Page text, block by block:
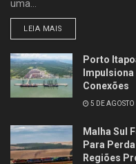
uma...
LEIA MAIS
Porto
Conexões
5 DE
Malha Sul
Para
Regiões